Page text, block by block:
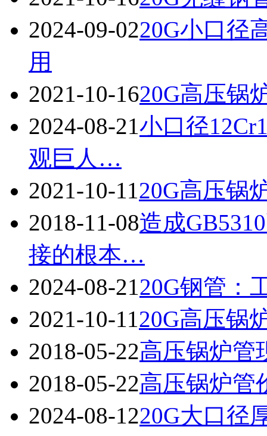
2024-09-0220G小口径
用
2021-10-1620G高压锅
2024-08-21小口径
观巨人…
2021-10-1120G高压锅
2018-11-08造成
接的根本…
2024-08-2120G钢管：
2021-10-1120G高压锅
2018-05-22高压锅炉管
2018-05-22高压锅炉管
2024-08-1220G大口径